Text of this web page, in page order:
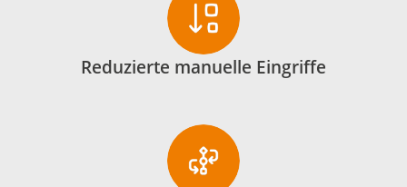
Reduzierte manuelle Eingriffe